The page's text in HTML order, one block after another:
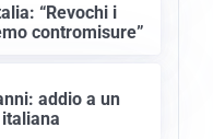
“Revochi i
contromisure”
addio a un